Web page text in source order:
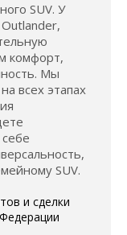
SUV. У
комфорт,
Мы
всех этапах
SUV.
и сделки